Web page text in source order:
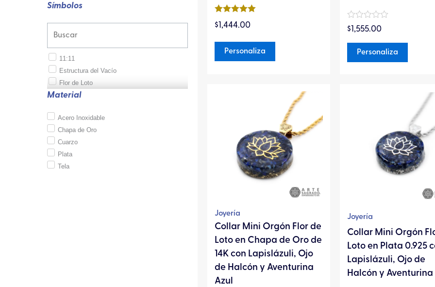
Símbolos
11:11
Estructura del Vacío
Flor de Loto
Material
Acero Inoxidable
Chapa de Oro
Cuarzo
Plata
Tela
$1,444.00
Personaliza
Valorado en
5de 5 $ 1,555.00
Personaliza
Valorado
en
0
Joyería
Collar Mini Orgón Flor de
Loto en Chapa de Oro de
14K con Lapislázuli, Ojo
de Halcón y Aventurina
Azul
producto
tiene
múltiples
variantes.
Las
opciones
pueden
en
la
página
de
Joyería
Collar Mini Orgón
Loto en Plata 0.925
Lapislázuli, Ojo de
Halcón y Aventurina
tiene
Las
pueden